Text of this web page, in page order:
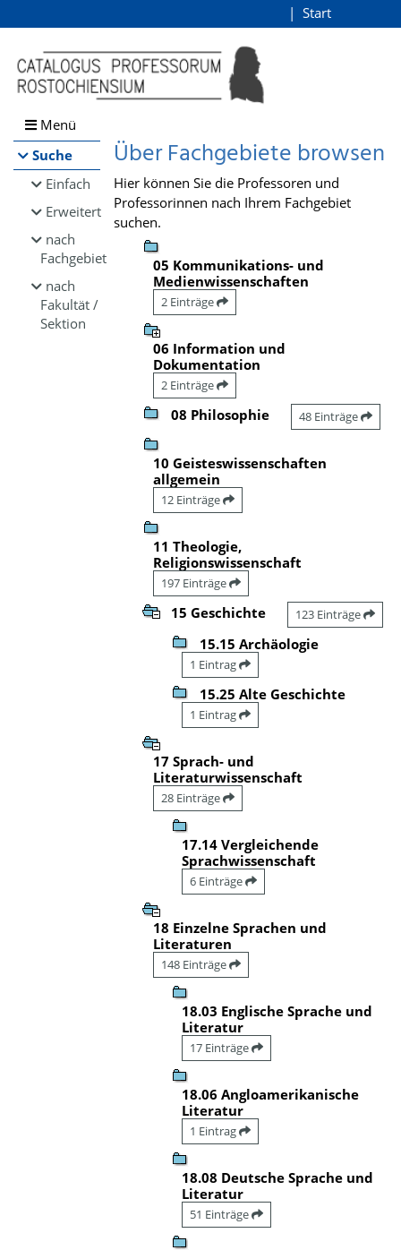
Browsen
direkt zum Inhalt
Start
Menü
Suche
Einfach
Erweitert
nach
Fachgebiet
nach
Fakultät /
Sektion
Über Fachgebiete browsen
Hier können Sie die Professoren und
Professorinnen nach Ihrem Fachgebiet
suchen.
05 Kommunikations- und
Medienwissenschaften
2 Einträge
06 Information und
Dokumentation
2 Einträge
08 Philosophie 48 Einträge
10 Geisteswissenschaften
allgemein
12 Einträge
11 Theologie,
Religionswissenschaft
197 Einträge
15 Geschichte 123 Einträge
15.15 Archäologie
1 Eintrag
15.25 Alte Geschichte
1 Eintrag
17 Sprach- und
Literaturwissenschaft
28 Einträge
17.14 Vergleichende
Sprachwissenschaft
6 Einträge
18 Einzelne Sprachen und
Literaturen
148 Einträge
18.03 Englische Sprache und
Literatur
17 Einträge
18.06 Angloamerikanische
Literatur
1 Eintrag
18.08 Deutsche Sprache und
Literatur
51 Einträge